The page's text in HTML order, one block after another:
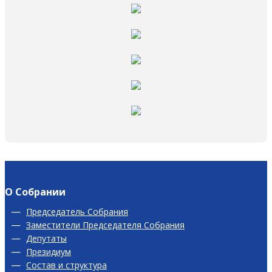
О Собрании
Председатель Собрания
Заместители Председателя Собрания
Депутаты
Президиум
Состав и структура